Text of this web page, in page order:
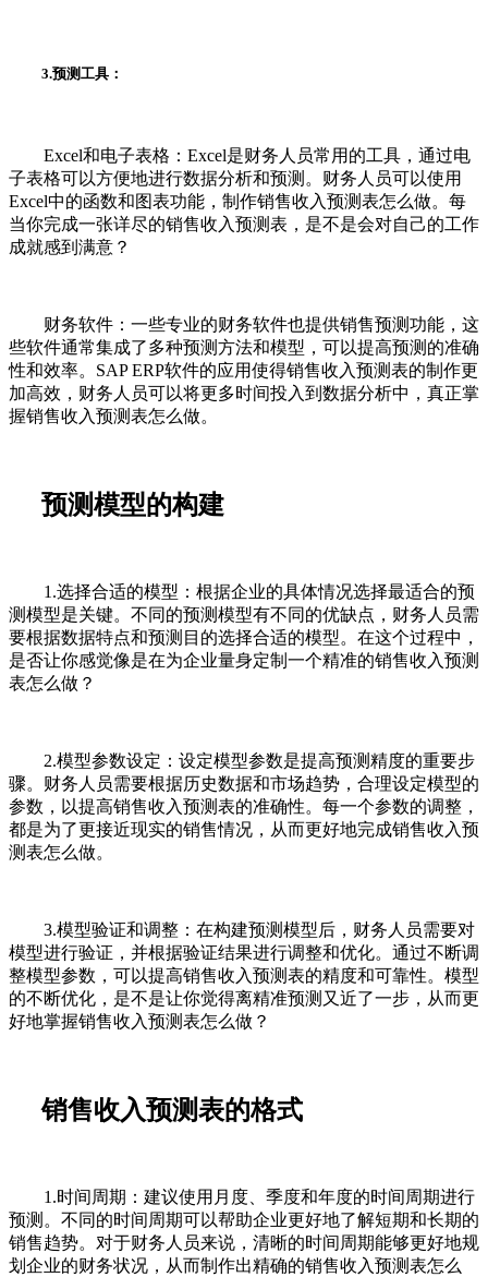
3.预测工具：
Excel和电子表格：Excel是财务人员常用的工具，通过电
子表格可以方便地进行数据分析和预测。财务人员可以使用
Excel中的函数和图表功能，制作销售收入预测表怎么做。每
当你完成一张详尽的销售收入预测表，是不是会对自己的工作
成就感到满意？
财务软件：一些专业的财务软件也提供销售预测功能，这
些软件通常集成了多种预测方法和模型，可以提高预测的准确
性和效率。SAP ERP软件的应用使得销售收入预测表的制作更
加高效，财务人员可以将更多时间投入到数据分析中，真正掌
握销售收入预测表怎么做。
预测模型的构建
1.选择合适的模型：根据企业的具体情况选择最适合的预
测模型是关键。不同的预测模型有不同的优缺点，财务人员需
要根据数据特点和预测目的选择合适的模型。在这个过程中，
是否让你感觉像是在为企业量身定制一个精准的销售收入预测
表怎么做？
2.模型参数设定：设定模型参数是提高预测精度的重要步
骤。财务人员需要根据历史数据和市场趋势，合理设定模型的
参数，以提高销售收入预测表的准确性。每一个参数的调整，
都是为了更接近现实的销售情况，从而更好地完成销售收入预
测表怎么做。
3.模型验证和调整：在构建预测模型后，财务人员需要对
模型进行验证，并根据验证结果进行调整和优化。通过不断调
整模型参数，可以提高销售收入预测表的精度和可靠性。模型
的不断优化，是不是让你觉得离精准预测又近了一步，从而更
好地掌握销售收入预测表怎么做？
销售收入预测表的格式
1.时间周期：建议使用月度、季度和年度的时间周期进行
预测。不同的时间周期可以帮助企业更好地了解短期和长期的
销售趋势。对于财务人员来说，清晰的时间周期能够更好地规
划企业的财务状况，从而制作出精确的销售收入预测表怎么